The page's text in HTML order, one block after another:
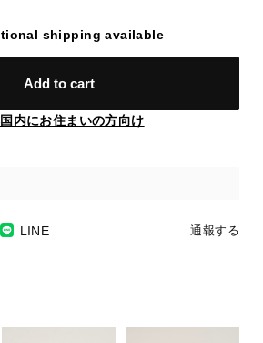
shipping available
Add to cart
内にお住まいの方向け
LINE 通報する